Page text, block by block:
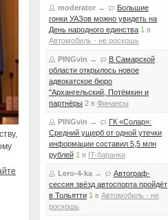
moderator →
Большие
гонки УАЗов можно увидеть на
День народного единства 1 в
Автомобиль - не роскошь
PINGvin →
В Самарской
области открылось новое
адвокатское бюро
"Архангельский, Потёмкин и
партнёры 2 в Финансы
PINGvin →
ГК «Солар»:
Средний ущерб от одной утечки
информации составил 5,5 млн
рублей 1 в IT-баранки
Lero-4-ka →
Автограф-
сессия звёзд автоспорта пройдёт
в Тольятти 1 в Автомобиль - не
роскошь